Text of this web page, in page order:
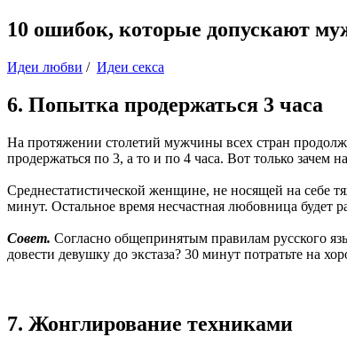
10 ошибок, которые допускают
Идеи любви / Идеи секса
6. Попытка продержаться 3 часа
На протяжении столетий мужчины всех стран
продержаться по 3, а то и по 4 часа. Вот только зачем
Среднестатистической женщине, не носящей на себе
минут. Остальное время несчастная любовница будет
Совет. Согласно общепринятым правилам русского
довести девушку до экстаза? 30 минут потратьте на
7. Жонглирование техниками